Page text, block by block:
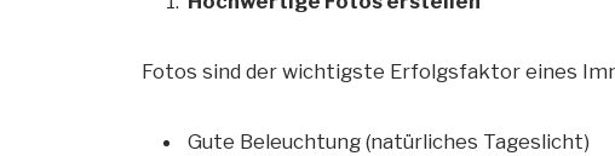
Fotos sind der wichtigste Erfolgsfaktor eines
Gute Beleuchtung (natürliches Tageslicht)